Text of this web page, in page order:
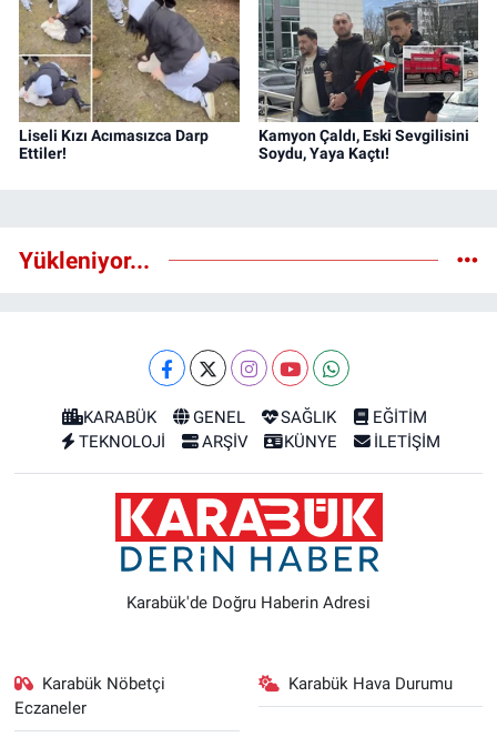
Liseli Kızı Acımasızca Darp
Ettiler!
Kamyon Çaldı, Eski Sevgilisini
Soydu, Yaya Kaçtı!
Yükleniyor...
KARABÜK GENEL SAĞLIK
EĞİTİM
TEKNOLOJİ
ARŞİV KÜNYE İLETİŞİM
Karabük'de Doğru Haberin Adresi
Karabük Nöbetçi
Eczaneler
Karabük Hava Durumu